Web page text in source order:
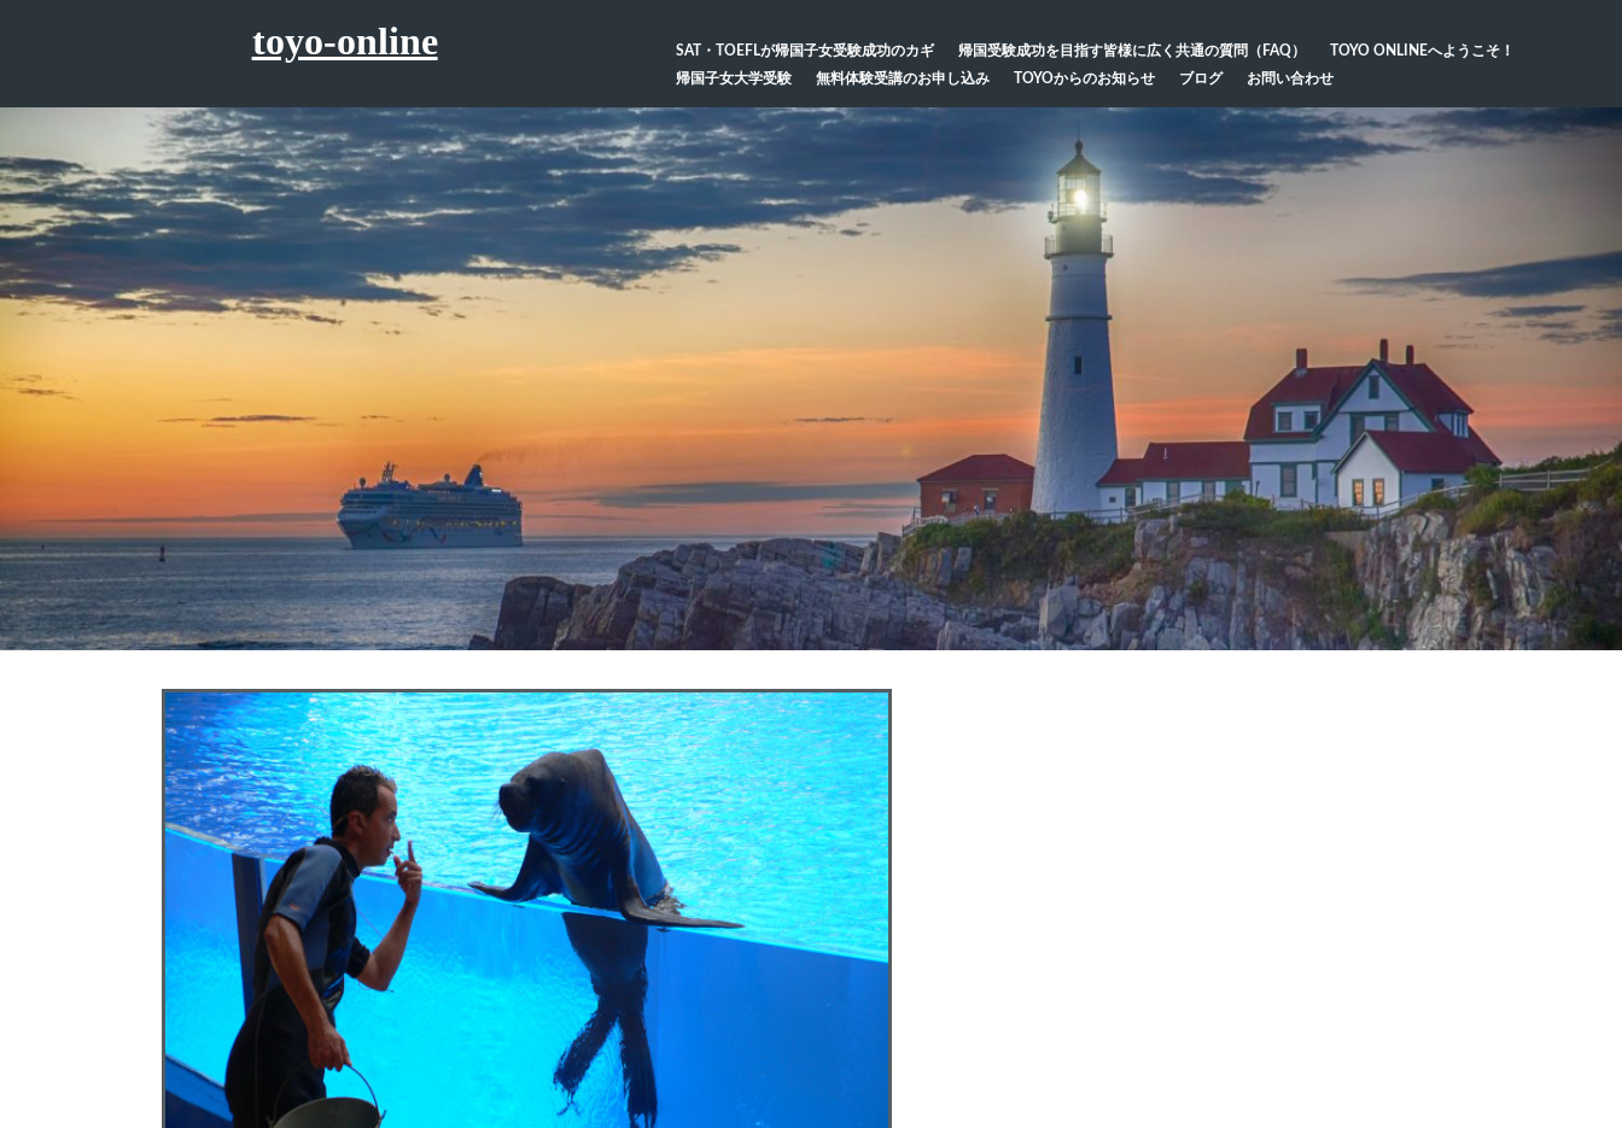
へ
ス
キ
ッ
プ
toyo-online SAT・TOEFLが帰国子女受験成功のカギ 帰国受験成功を目指す皆様に広く共通の質問（FAQ）
TOYO ONLINEへようこそ！
帰国子女大学受験
無料体験受講のお申し込み TOYOからのお知らせ ブログ お問い合わせ